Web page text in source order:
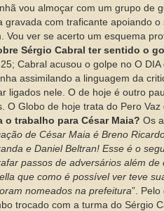
vou almoçar com um grupo de
gravada com traficante apoiando
Vou ver se acerto um esquema
Sérgio Cabral ter sentido o
Cabral acusou o golpe no O
assimilando a linguagem da
ligados nele. O de hoje é outro
O Globo de hoje trata do Pero
o trabalho para César Maia? Os
de César Maia é Breno
e Daniel Beltran! Esse é o
passos de adversários além
que como é possível ver teve
nomeados na prefeitura”.
trocado com a turma do Sérgio